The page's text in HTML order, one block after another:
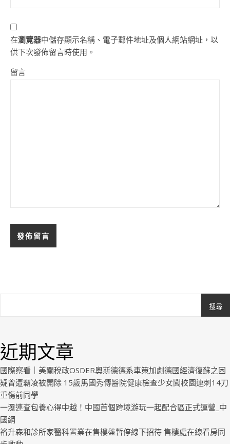
在瀏覽器中儲存顯示名稱、電子郵件地址及個人網站網址，以
供下次發佈留言時使用。
留言
搜尋
近期文章
國際察看｜美關稅政OSDER奧斯德德系車策加劇德國經濟復蘇之困
疑曾遭霸凌被開除 15歲馬國秀傳醫院健康檢查少女闖校園連刺14刀
重傷前同學
一瀑連查包養心得中越！中國首個跨境游玩一起配合區正式運營_中
國網
裕升森和診所家醫科置業在售樓盤暫停線下招待 售樓處在線看房同
Royal.